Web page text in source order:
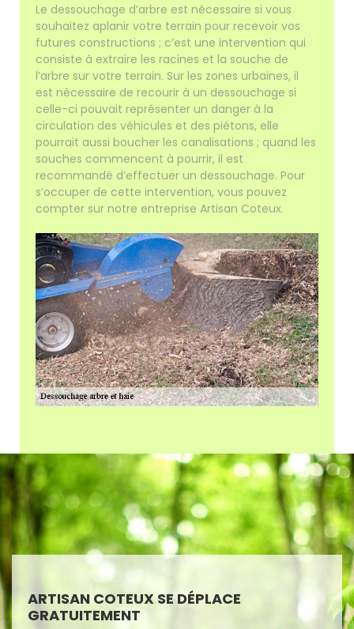
Le dessouchage d’arbre est nécessaire si vous
souhaitez aplanir votre terrain pour recevoir vos
futures constructions ; c’est une intervention qui
consiste à extraire les racines et la souche de
l’arbre sur votre terrain. Sur les zones urbaines, il
est nécessaire de recourir à un dessouchage si
celle-ci pouvait représenter un danger à la
circulation des véhicules et des piétons, elle
pourrait aussi boucher les canalisations ; quand les
souches commencent à pourrir, il est
recommandé d’effectuer un dessouchage. Pour
s’occuper de cette intervention, vous pouvez
compter sur notre entreprise Artisan Coteux.
ARTISAN COTEUX SE DÉPLACE
GRATUITEMENT